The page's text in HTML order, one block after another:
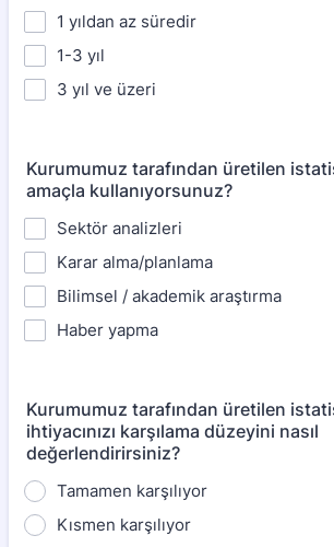
1 yıldan az süredir
1-3 yıl
3 yıl ve üzeri
Kurumumuz tarafından üretilen
amaçla kullanıyorsunuz?
Sektör analizleri
Karar alma/planlama
Bilimsel / akademik araştırma
Haber yapma
Kurumumuz tarafından üretilen
ihtiyacınızı karşılama düzeyini nasıl
değerlendirirsiniz?
Tamamen karşılıyor
Kısmen karşılıyor